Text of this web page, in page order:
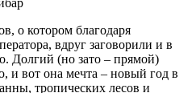
о котором благодаря
вдруг заговорили и в
Долгий (но зато – прямой)
и вот она мечта – новый год в
тропических лесов и